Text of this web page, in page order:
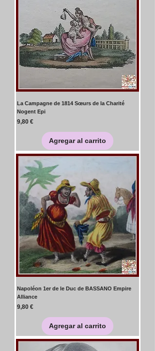
La Campagne de 1814 Sœurs de la Charité
Nogent Epi
Precio
9,80 €
Agregar al carrito
Napoléon 1er de le Duc de BASSANO Empire
Alliance
Precio
9,80 €
Agregar al carrito